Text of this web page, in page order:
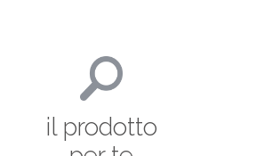
il prodotto